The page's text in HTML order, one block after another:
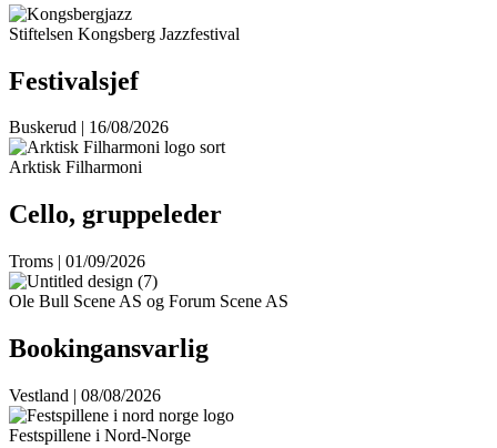
Stiftelsen Kongsberg Jazzfestival
Festivalsjef
Buskerud | 16/08/2026
Arktisk Filharmoni
Cello, gruppeleder
Troms | 01/09/2026
Ole Bull Scene AS og Forum Scene AS
Bookingansvarlig
Vestland | 08/08/2026
Festspillene i Nord-Norge